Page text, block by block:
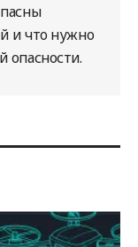
и что нужно
опасности.